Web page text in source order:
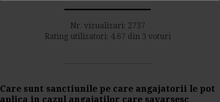
Nr. vizualizari: 2737
Rating utilizatori: 4.67 din 3 voturi
Care sunt sanctiunile pe care angajatorii le pot
aplica in cazul angajatilor care savarsesc